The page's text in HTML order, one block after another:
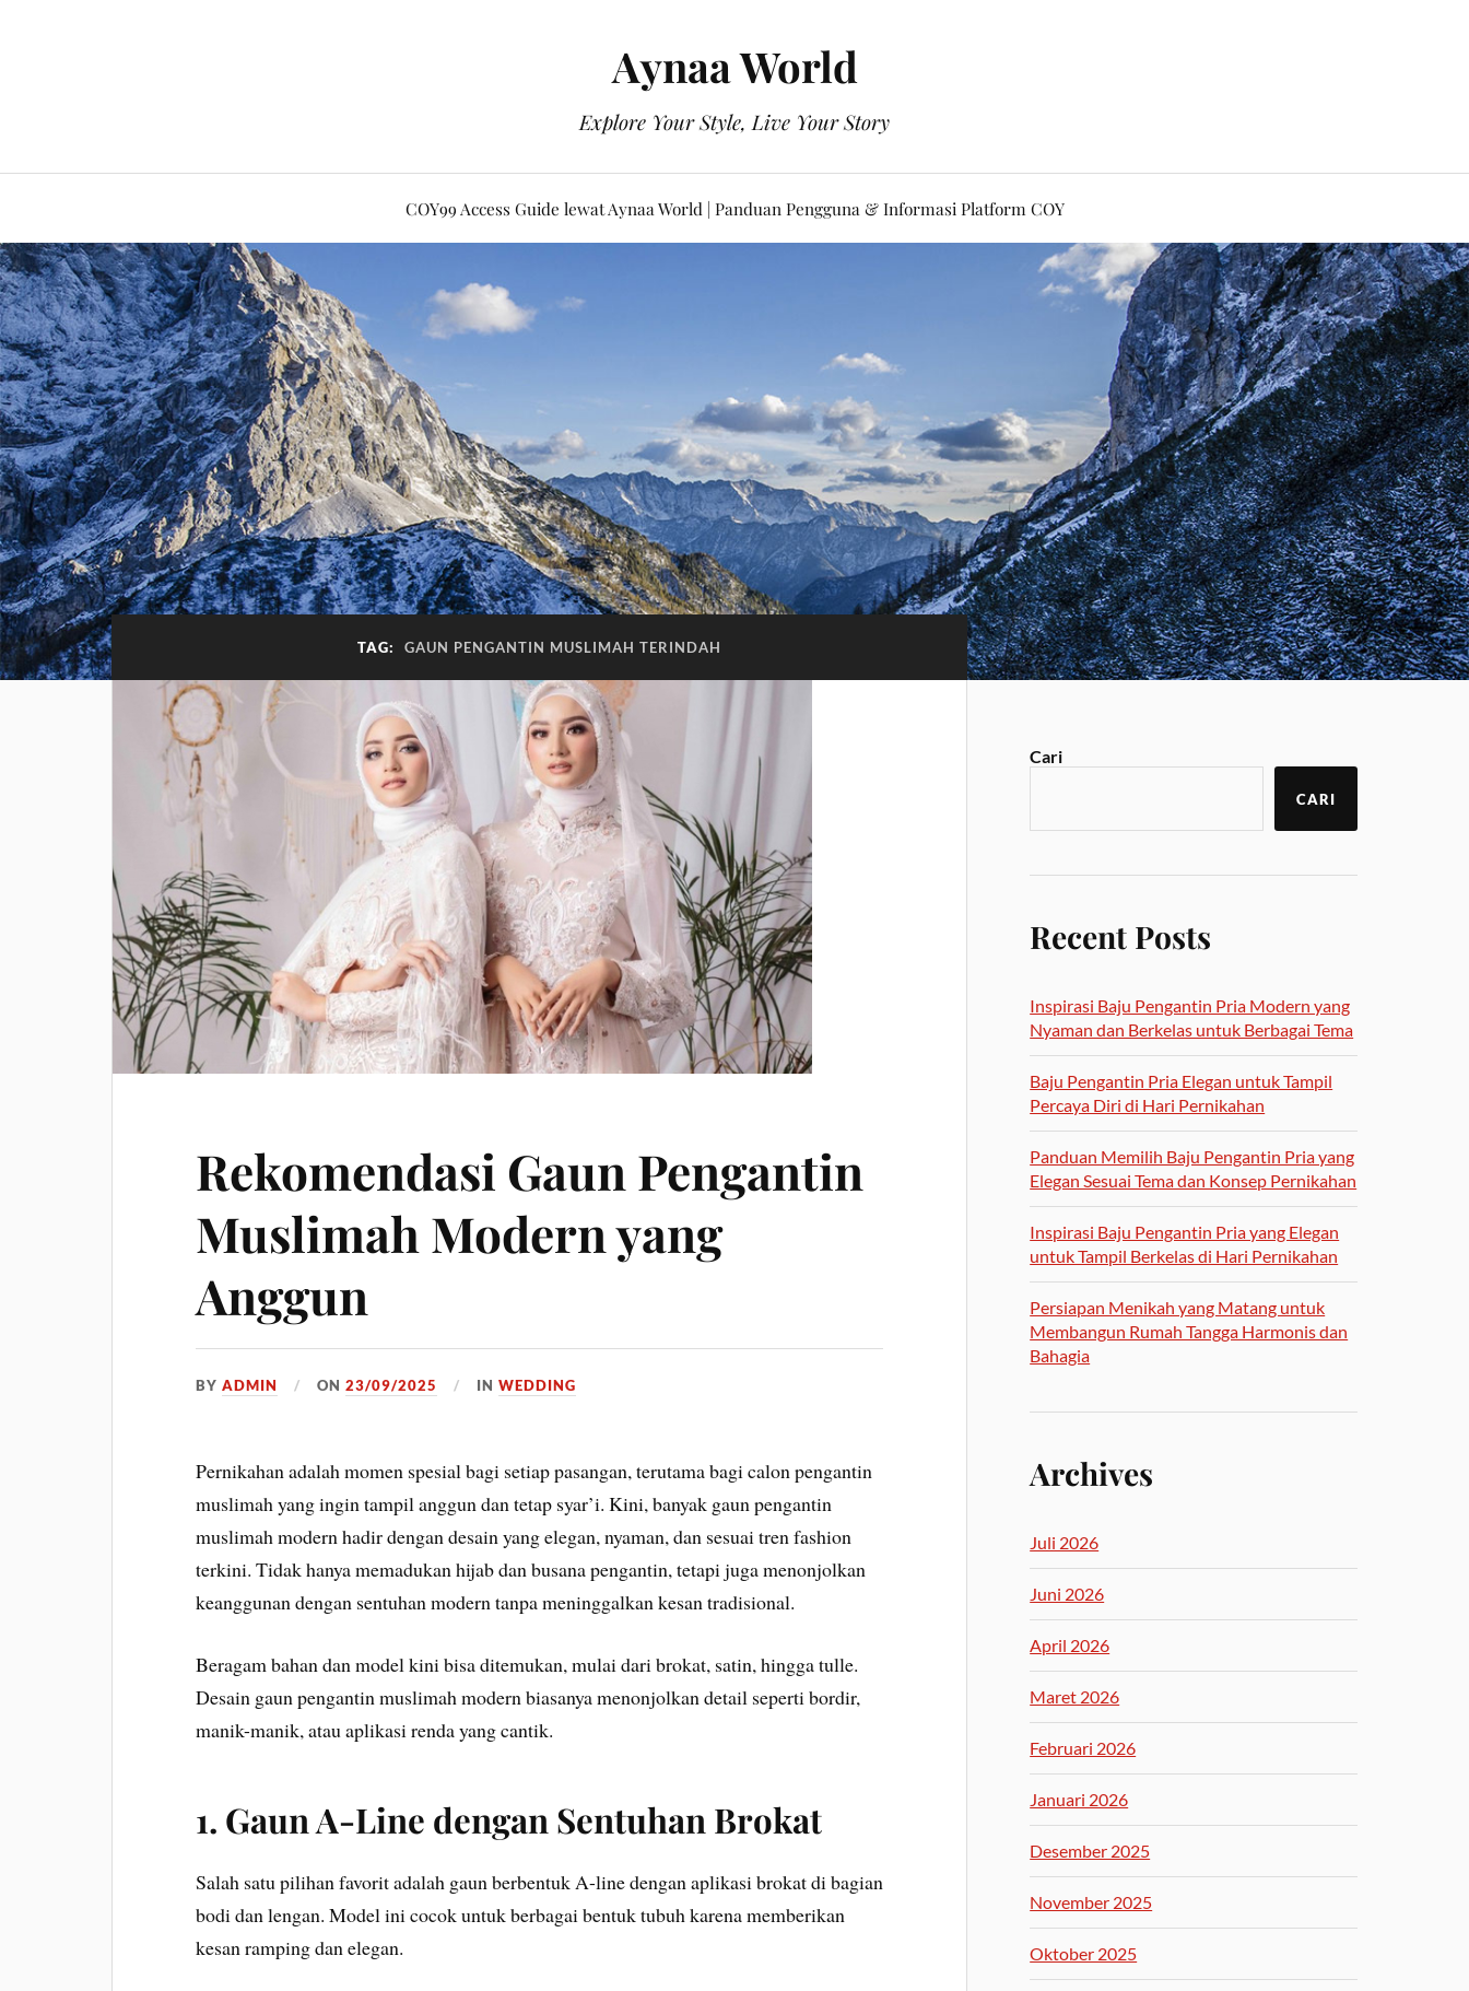
Aynaa World
Explore Your Style, Live Your Story
COY99 Access Guide lewat Aynaa World | Panduan Pengguna & Informasi Platform COY
TAG: GAUN PENGANTIN MUSLIMAH TERINDAH
Rekomendasi Gaun Pengantin
Muslimah Modern yang
Anggun
BYADMIN ON23/09/2025 INWEDDING
Pernikahan adalah momen spesial bagi setiap pasangan, terutama bagi calon pengantin
muslimah yang ingin tampil anggun dan tetap syar’i. Kini, banyak gaun pengantin
muslimah modern hadir dengan desain yang elegan, nyaman, dan sesuai tren fashion
terkini. Tidak hanya memadukan hijab dan busana pengantin, tetapi juga menonjolkan
keanggunan dengan sentuhan modern tanpa meninggalkan kesan tradisional.
Beragam bahan dan model kini bisa ditemukan, mulai dari brokat, satin, hingga tulle.
Desain gaun pengantin muslimah modern biasanya menonjolkan detail seperti bordir,
manik-manik, atau aplikasi renda yang cantik.
1. Gaun A-Line dengan Sentuhan Brokat
Salah satu pilihan favorit adalah gaun berbentuk A-line dengan aplikasi brokat di bagian
bodi dan lengan. Model ini cocok untuk berbagai bentuk tubuh karena memberikan
kesan ramping dan elegan.
Cari
CARI
Recent Posts
Inspirasi Baju Pengantin Pria Modern yang
Nyaman dan Berkelas untuk Berbagai Tema
Baju Pengantin Pria Elegan untuk Tampil
Percaya Diri di Hari Pernikahan
Panduan Memilih Baju Pengantin Pria yang
Elegan Sesuai Tema dan Konsep Pernikahan
Inspirasi Baju Pengantin Pria yang Elegan
untuk Tampil Berkelas di Hari Pernikahan
Persiapan Menikah yang Matang untuk
Membangun Rumah Tangga Harmonis dan
Bahagia
Archives
Juli 2026
Juni 2026
April 2026
Maret 2026
Februari 2026
Januari 2026
Desember 2025
November 2025
Oktober 2025